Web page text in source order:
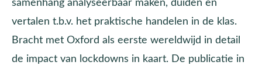
samenhang analyseerbaar maken, duiden en
vertalen t.b.v. het praktische handelen in de klas.
Bracht met Oxford als eerste wereldwijd in detail
de impact van lockdowns in kaart. De publicatie in